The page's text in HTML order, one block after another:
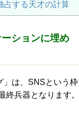
占する天才の計算
ションに埋め
」は、SNSという枠
兵器となります。